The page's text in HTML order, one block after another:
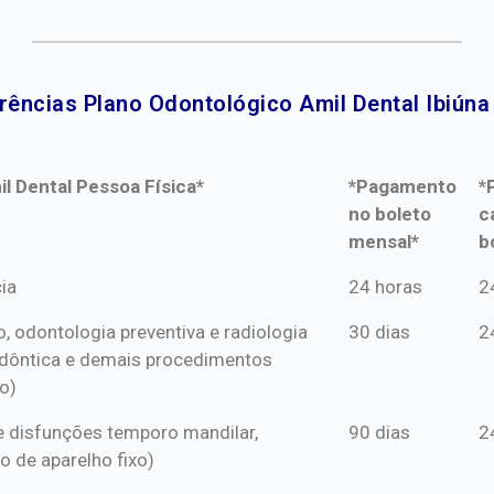
Plano Odontológico Amil Dental Ibiúna
Dental Pessoa Física*
*Pagamento
no boleto
mensal*
Pessoa Física*
*Pagamento
mensal*
24 horas
odontologia preventiva e radiologia
e demais procedimentos
30 dias
disfunções temporo mandilar,
de aparelho fixo)
90 dias